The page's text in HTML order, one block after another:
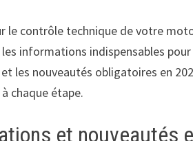
le contrôle technique de votre
informations indispensables
les nouveautés obligatoires en
chaque étape.
et nouveautés